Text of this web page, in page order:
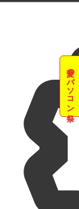
夏のパソコン祭